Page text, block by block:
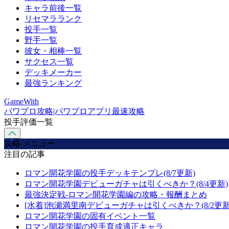
キャラ前後一覧
リセマラランク
投手一覧
野手一覧
彼女・相棒一覧
サクセス一覧
デッキメーカー
最強ランキング
GameWith
パワプロ攻略|パワプロアプリ最速攻略
投手評価一覧
攻略 メニュー
注目の記事
ロマン開花学園の投手デッキテンプレ(8/7更新)
ロマン開花学園デビューガチャは引くべきか？(8/4更新)
最強決定戦-ロマン開花学園編の攻略・報酬まとめ
[水着]泡瀬満里南デビューガチャは引くべきか？(8/2更
ロマン開花学園の固有イベント一覧
ロマン開花学園の投手育成適正キャラ